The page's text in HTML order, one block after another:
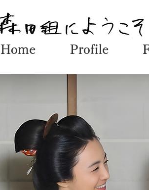
Home Profile